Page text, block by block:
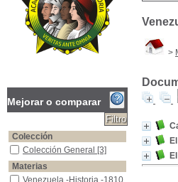
>
Mejorar o comparar
Colección
Colección General
Colección General [3]
Materias
Venezuela -Historia -1810
Venezuela -Historia -1810